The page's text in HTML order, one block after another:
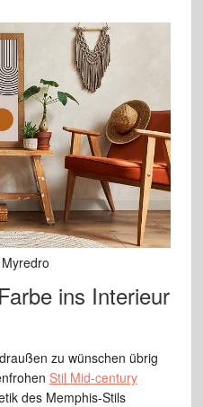
ins Interieur
zu wünschen übrig
Stil Mid-century
des Memphis-Stils